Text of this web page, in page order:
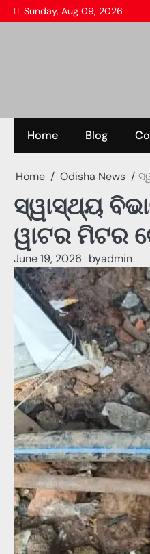
Skip
to
Sunday, Aug 09, 2026
Home Blog
Home Odisha News
ସ୍ୱାସ୍ଥ୍ୟ
ୱାଟର ମିଟର
June 19, 2026 byadmin